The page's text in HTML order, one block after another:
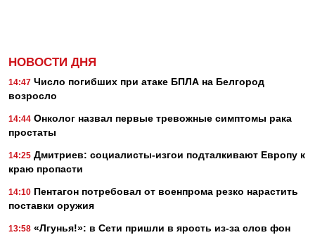
НОВОСТИ ДНЯ
14:47 Число погибших при атаке БПЛА на Белгород
возросло
14:44 Онколог назвал первые тревожные симптомы рака
простаты
14:25 Дмитриев: социалисты-изгои подталкивают Европу к
краю пропасти
14:10 Пентагон потребовал от военпрома резко нарастить
поставки оружия
13:58 «Лгунья!»: в Сети пришли в ярость из-за слов фон